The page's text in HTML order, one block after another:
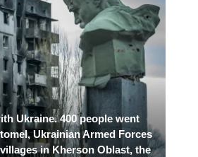
Ukraine. 400 people went
Ukrainian Armed Forces
in Kherson Oblast, the